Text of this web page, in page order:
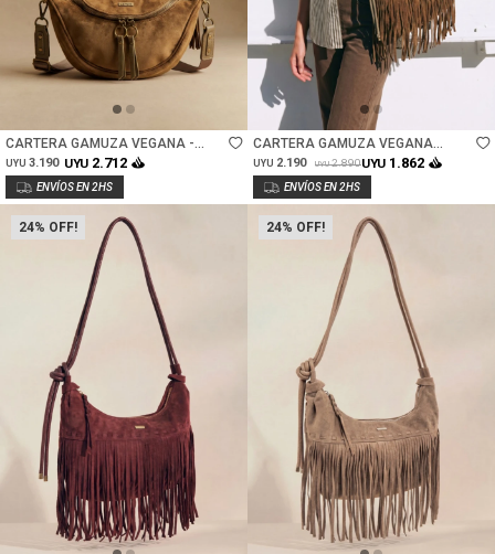
CARTERA GAMUZA VEGANA -
OLIVA
UYU 3.190 UYU 2.712
CARTERA GAMUZA VEGANA
FLECOS - OLIVA
UYU 2.190 UYU 2.890UYU 1.862
24 24